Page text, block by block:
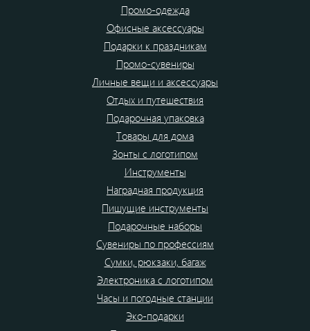
Промо-одежда
Офисные аксессуары
Подарки к праздникам
Промо-сувениры
Личные вещи и аксессуары
Отдых и путешествия
Подарочная упаковка
Товары для дома
Зонты с логотипом
Инструменты
Наградная продукция
Пишущие инструменты
Подарочные наборы
Сувениры по профессиям
Сумки, рюкзаки, багаж
Электроника с логотипом
Часы и погодные станции
Эко-подарки